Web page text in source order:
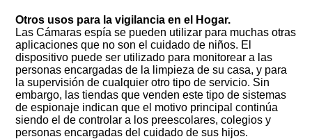
Otros usos para la vigilancia en el Hogar.
Las Cámaras espía se pueden utilizar para muchas otras
aplicaciones que no son el cuidado de niños. El
dispositivo puede ser utilizado para monitorear a las
personas encargadas de la limpieza de su casa, y para
la supervisión de cualquier otro tipo de servicio. Sin
embargo, las tiendas que venden este tipo de sistemas
de espionaje indican que el motivo principal continúa
siendo el de controlar a los preescolares, colegios y
personas encargadas del cuidado de sus hijos.